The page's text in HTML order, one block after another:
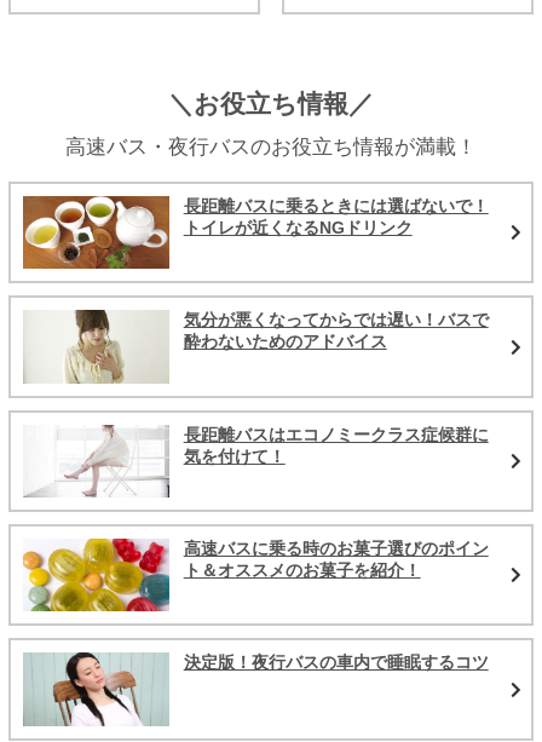
＼お役立ち情報／
高速バス・夜行バスのお役立ち情報が満載！
長距離バスに乗るときには選ばないで！
トイレが近くなるNGドリンク
気分が悪くなってからでは遅い！バスで
酔わないためのアドバイス
長距離バスはエコノミークラス症候群に
気を付けて！
高速バスに乗る時のお菓子選びのポイン
ト＆オススメのお菓子を紹介！
決定版！夜行バスの車内で睡眠するコツ